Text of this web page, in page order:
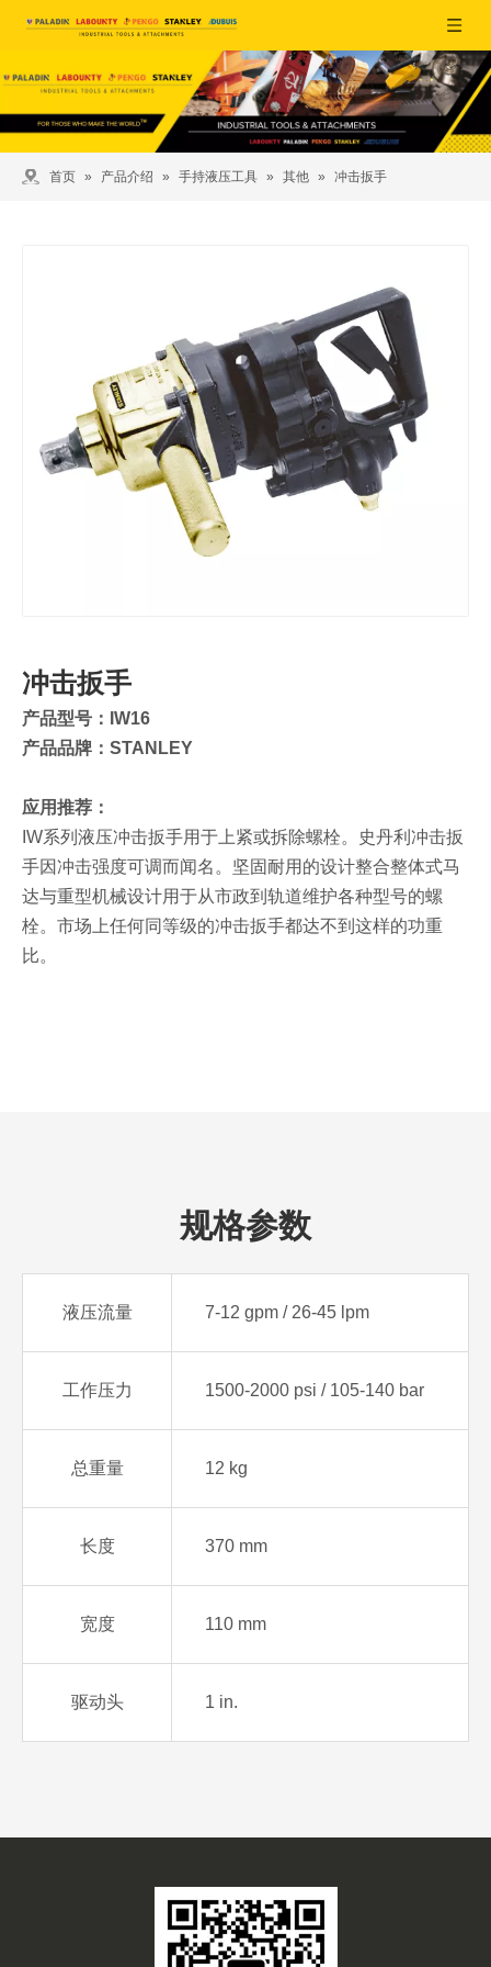
首页 » 产品介绍 » 手持液压工具 » 其他 » 冲击扳手
冲击扳手
产品型号：IW16
产品品牌：STANLEY
应用推荐：
IW系列液压冲击扳手用于上紧或拆除螺栓。史丹利冲击扳
手因冲击强度可调而闻名。坚固耐用的设计整合整体式马
达与重型机械设计用于从市政到轨道维护各种型号的螺
栓。市场上任何同等级的冲击扳手都达不到这样的功重
比。
规格参数
液压流量 7-12 gpm / 26-45 lpm
工作压力 1500-2000 psi / 105-140 bar
总重量 12 kg
长度 370 mm
宽度 110 mm
驱动头 1 in.